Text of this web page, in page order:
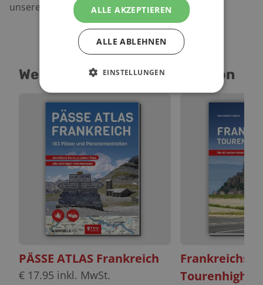
unserem Shop.
Weitere Produkte in der Region
PÄSSE ATLAS Frankreich
€ 17.95 inkl. MwSt.
Frankreichs
ALLE AKZEPTIEREN
ALLE ABLEHNEN
EINSTELLUNGEN